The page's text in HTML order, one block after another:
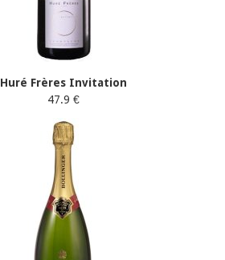
Huré Frères Invitation
47.9 €